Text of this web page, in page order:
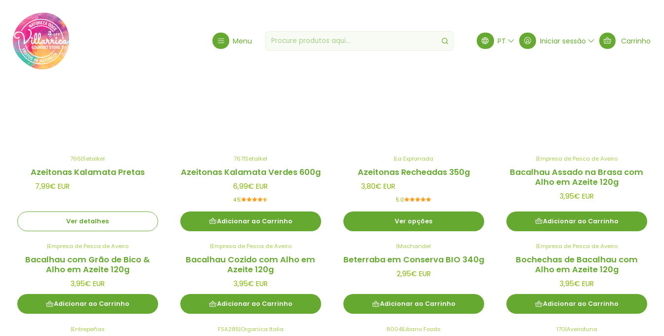
Menu PT Iniciar sessão Carrinho
Conservas
766|Setalkel
Azeitonas Kalamata Pretas
7,99€ EUR
Ver detalhes
767|Setalkel
Azeitonas Kalamata Verdes 600g
6,99€ EUR
4.5
Adicionar ao Carrinho
|La Explanada
Azeitonas Recheadas 350g
3,80€ EUR
5.0
Ver opções
|Empresa de Pesca de Aveiro
Bacalhau Assado na Brasa com
Alho em Azeite 120g
3,95€ EUR
Adicionar ao Carrinho
|Empresa de Pesca de Aveiro
Bacalhau com Grão de Bico &
Alho em Azeite 120g
3,95€ EUR
Adicionar ao Carrinho
|Empresa de Pesca de Aveiro
Bacalhau Cozido com Alho em
Azeite 120g
3,95€ EUR
Adicionar ao Carrinho
|Machandel
Beterraba em Conserva BIO 340g
2,95€ EUR
Adicionar ao Carrinho
|Empresa de Pesca de Aveiro
Bochechas de Bacalhau com
Alho em Azeite 120g
3,95€ EUR
Adicionar ao Carrinho
|Entrepeñas FSA285|Organica Italia 8004|Libano Foods 170|Aveirotuna